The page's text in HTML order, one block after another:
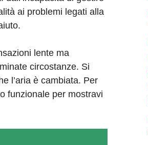
ai problemi legati alla
lente ma
circostanze. Si
l’aria è cambiata. Per
funzionale per mostravi